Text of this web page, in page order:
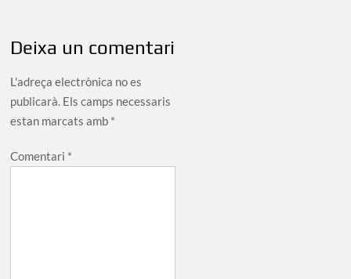
Deixa un comentari
L'adreça electrònica no es
publicarà. Els camps necessaris
estan marcats amb *
Comentari *